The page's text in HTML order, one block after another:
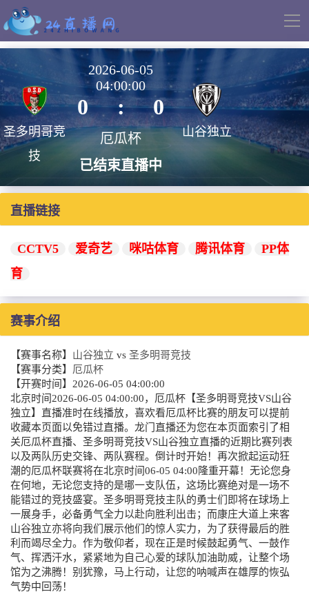
导
圣多明哥竞
技
2026-06-05
04:00:00
0 : 0
厄瓜杯
已结束直播中
山谷独立
直播链接
CCTV5 爱奇艺 咪咕体育 腾讯体育
PP体
育
赛事介绍
【赛事名称】 山谷独立 vs 圣多明哥竞技
【赛事分类】 厄瓜杯
【开赛时间】 2026-06-05 04:00:00
北京时间2026-06-05 04:00:00，厄瓜杯【圣多明哥竞技VS山谷
独立】直播准时在线播放，喜欢看厄瓜杯比赛的朋友可以提前
收藏本页面以免错过直播。龙门直播还为您在本页面索引了相
关厄瓜杯直播、圣多明哥竞技VS山谷独立直播的近期比赛列表
以及两队历史交锋、两队赛程。倒计时开始！再次掀起运动狂
潮的厄瓜杯联赛将在北京时间06-05 04:00隆重开幕！无论您身
在何地，无论您支持的是哪一支队伍，这场比赛绝对是一场不
能错过的竞技盛宴。圣多明哥竞技主队的勇士们即将在球场上
一展身手，必备勇气全力以赴向胜利出击；而康庄大道上来客
山谷独立亦将向我们展示他们的惊人实力，为了获得最后的胜
利而竭尽全力。作为敬仰者，现在正是时候鼓起勇气、一鼓作
气、挥洒汗水，紧紧地为自己心爱的球队加油助威，让整个场
馆为之沸腾！别犹豫，马上行动，让您的呐喊声在雄厚的恢弘
气势中回荡！